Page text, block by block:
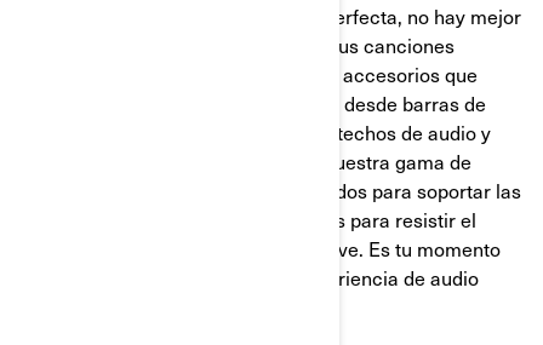
En la rutina diaria o en la aventura perfecta, no hay mejor
sensación que conducir al ritmo de tus canciones
favoritas. Can-Am Off-Road tiene los accesorios que
necesitas para vivir esa experiencia, desde barras de
sonido y sistemas integrados, hasta techos de audio y
todo lo que te imagines. Descubre nuestra gama de
equipos de audio esenciales, diseñados para soportar las
condiciones más duras y construidos para resistir el
agua, el polvo, el barro y hasta la nieve. Es tu momento
de disfrutar al máximo con una experiencia de audio